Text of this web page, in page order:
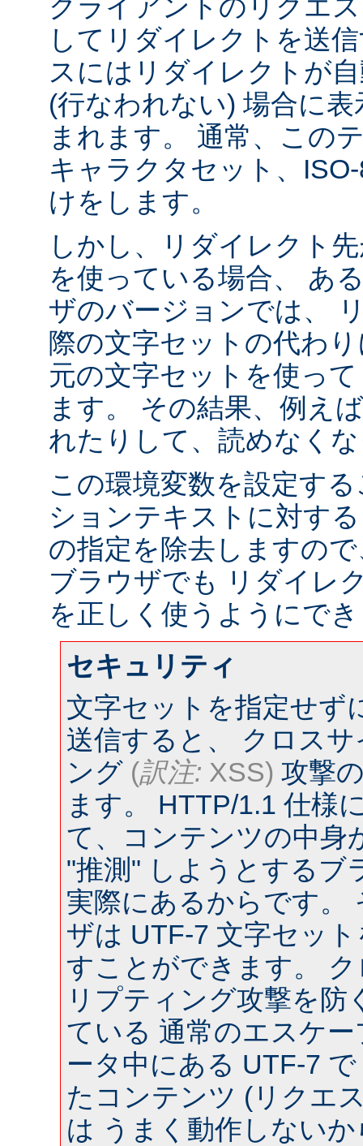
クライアントのリクエ
してリダイレクトを送
スにはリダイレクトが
(行なわれない) 場合に
まれます。 通常、この
キャラクタセット、
けをします。
しかし、リダイレクト
を使っている場合、 あ
ザのバージョンでは、
際の文字セットの代わ
元の文字セットを使っ
ます。 その結果、例え
れたりして、読めなく
この環境変数を設定す
ションテキストに対す
の指定を除去しますの
ブラウザでも リダイレ
を正しく使うようにで
セキュリティ
文字セットを指定せず
送信すると、 クロス
ング (訳注: XSS) 攻撃
ます。 HTTP/1.1 仕様
て、コンテンツの中身
"推測" しようとするブ
実際にあるからです。
ザは UTF-7 文字セッ
すことができます。
リプティング攻撃を防
ている 通常のエスケ
ータ中にある UTF-7
たコンテンツ (リクエ
は うまく動作しない